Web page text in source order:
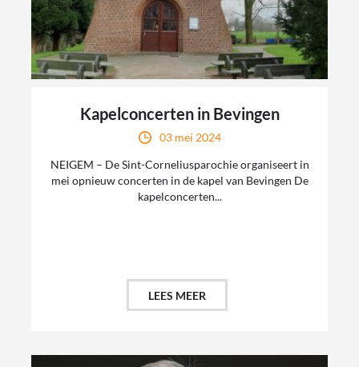
Kapelconcerten in Bevingen
03 mei 2024
NEIGEM – De Sint-Corneliusparochie organiseert in
mei opnieuw concerten in de kapel van Bevingen De
kapelconcerten...
LEES MEER